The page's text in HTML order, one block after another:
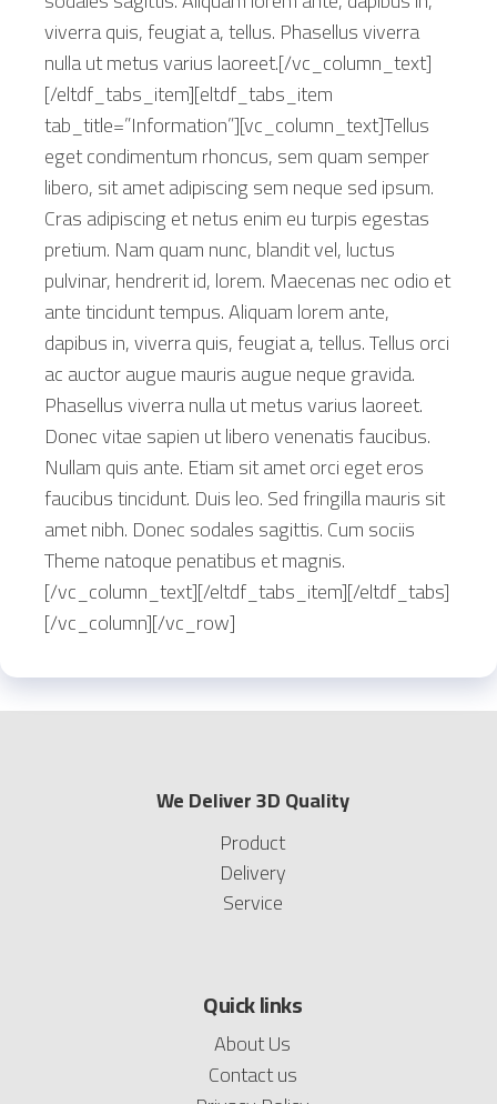
viverra quis, feugiat a, tellus. Phasellus viverra
nulla ut metus varius laoreet.[/vc_column_text]
[/eltdf_tabs_item][eltdf_tabs_item
tab_title=”Information”][vc_column_text]Tellus
eget condimentum rhoncus, sem quam semper
libero, sit amet adipiscing sem neque sed ipsum.
Cras adipiscing et netus enim eu turpis egestas
pretium. Nam quam nunc, blandit vel, luctus
pulvinar, hendrerit id, lorem. Maecenas nec odio et
ante tincidunt tempus. Aliquam lorem ante,
dapibus in, viverra quis, feugiat a, tellus. Tellus orci
ac auctor augue mauris augue neque gravida.
Phasellus viverra nulla ut metus varius laoreet.
Donec vitae sapien ut libero venenatis faucibus.
Nullam quis ante. Etiam sit amet orci eget eros
faucibus tincidunt. Duis leo. Sed fringilla mauris sit
amet nibh. Donec sodales sagittis. Cum sociis
Theme natoque penatibus et magnis.
[/vc_column_text][/eltdf_tabs_item][/eltdf_tabs]
[/vc_column][/vc_row]
We Deliver 3D Quality
Product
Delivery
Service
Quick links
About Us
Contact us